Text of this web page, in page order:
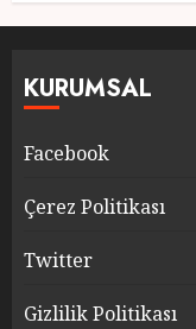
KURUMSAL
Facebook
Çerez Politikası
Twitter
Gizlilik Politikası